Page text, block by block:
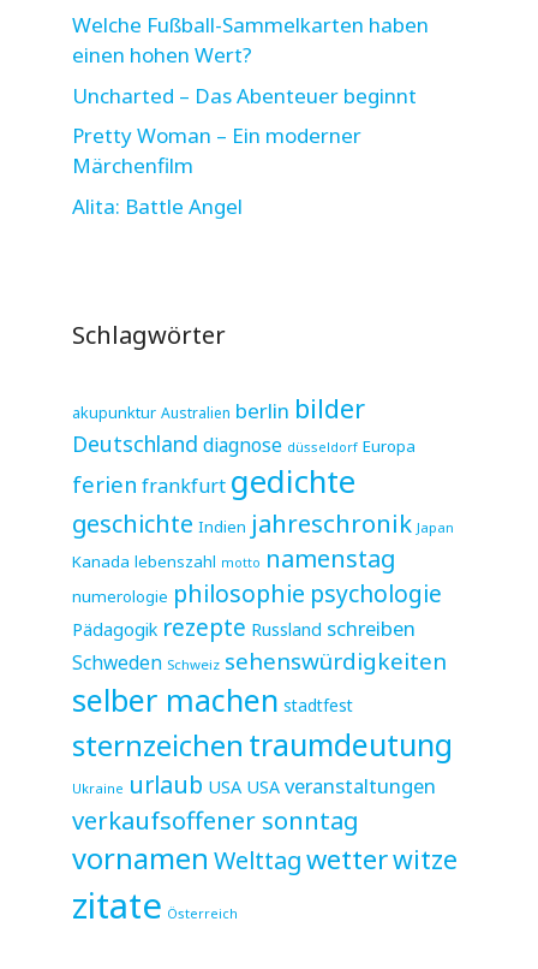
Welche Fußball-Sammelkarten haben
einen hohen Wert?
Uncharted – Das Abenteuer beginnt
Pretty Woman – Ein moderner
Märchenfilm
Alita: Battle Angel
Schlagwörter
akupunktur Australien berlin bilder
Deutschland diagnose düsseldorf Europa
ferien frankfurt gedichte
geschichte Indien jahreschronik Japan
Kanada lebenszahl motto namenstag
numerologie philosophie psychologie
Pädagogik rezepte Russland schreiben
Schweden Schweiz sehenswürdigkeiten
selber machen stadtfest
sternzeichen traumdeutung
Ukraine urlaub USA USA veranstaltungen
verkaufsoffener sonntag
vornamen Welttagwetterwitze
zitate Österreich